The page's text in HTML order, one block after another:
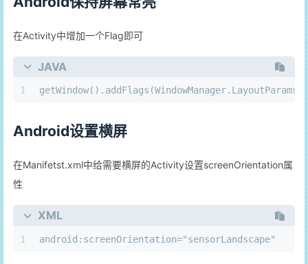
在Activity中增加一个Flag即可
JAVA
1
Android设置横屏
在Manifetst.xml中给需要横屏的Activity设置screenOrientation属
性
XML
1 android:screenOrientation="sensorLandscape"